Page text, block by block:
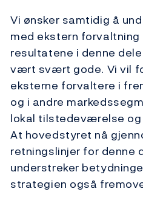
Vi ønsker samtidig å
med ekstern forvaltning
resultatene i denne
vært svært gode. Vi vil
eksterne forvaltere i
og i andre
lokal tilstedeværelse
At hovedstyret nå
retningslinjer for denne
understreker
strategien også